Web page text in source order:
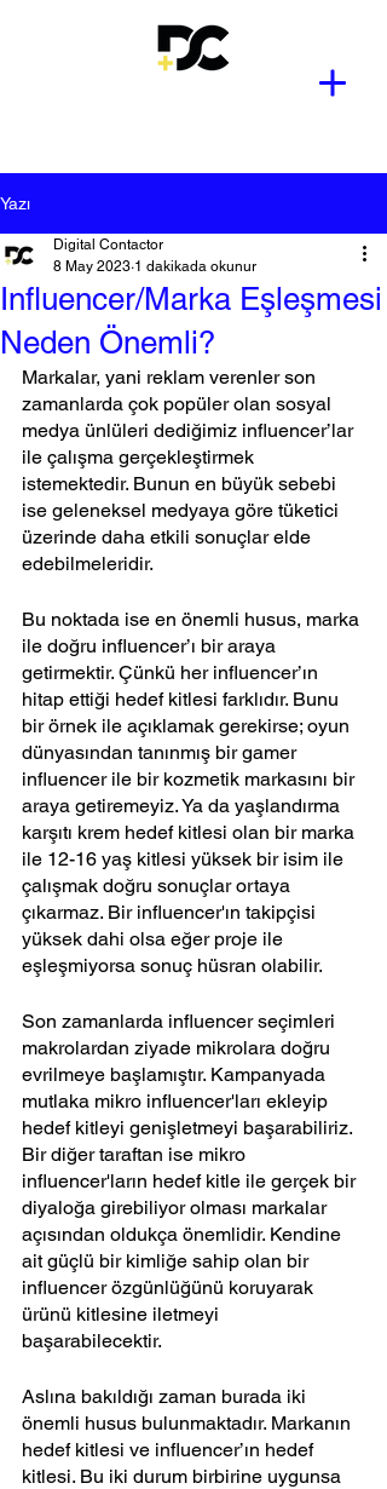
Yazı
Influencer/Marka Eşleşmesi
Neden Önemli?
Digital Contactor
8 May 2023 1 dakikada okunur
Markalar, yani reklam verenler son
zamanlarda çok popüler olan sosyal
medya ünlüleri dediğimiz influencer’lar
ile çalışma gerçekleştirmek
istemektedir. Bunun en büyük sebebi
ise geleneksel medyaya göre tüketici
üzerinde daha etkili sonuçlar elde
edebilmeleridir.
Bu noktada ise en önemli husus, marka
ile doğru influencer’ı bir araya
getirmektir. Çünkü her influencer’ın
hitap ettiği hedef kitlesi farklıdır. Bunu
bir örnek ile açıklamak gerekirse; oyun
dünyasından tanınmış bir gamer
influencer ile bir kozmetik markasını bir
araya getiremeyiz. Ya da yaşlandırma
karşıtı krem hedef kitlesi olan bir marka
ile 12-16 yaş kitlesi yüksek bir isim ile
çalışmak doğru sonuçlar ortaya
çıkarmaz. Bir influencer'ın takipçisi
yüksek dahi olsa eğer proje ile
eşleşmiyorsa sonuç hüsran olabilir.
Son zamanlarda influencer seçimleri
makrolardan ziyade mikrolara doğru
evrilmeye başlamıştır. Kampanyada
mutlaka mikro influencer'ları ekleyip
hedef kitleyi genişletmeyi başarabiliriz.
Bir diğer taraftan ise mikro
influencer'ların hedef kitle ile gerçek bir
diyaloğa girebiliyor olması markalar
açısından oldukça önemlidir. Kendine
ait güçlü bir kimliğe sahip olan bir
influencer özgünlüğünü koruyarak
ürünü kitlesine iletmeyi
başarabilecektir.
Aslına bakıldığı zaman burada iki
önemli husus bulunmaktadır. Markanın
hedef kitlesi ve influencer’ın hedef
kitlesi. Bu iki durum birbirine uygunsa